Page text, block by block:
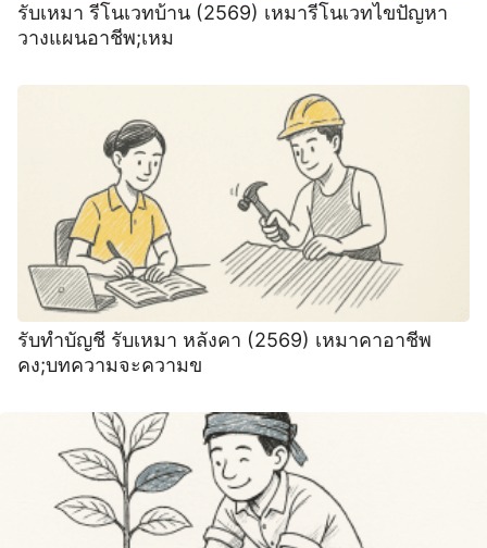
รับเหมา รีโนเวทบ้าน (2569) เหมารีโนเวทไขปัญหา
วางแผนอาชีพ;เหม
รับทำบัญชี รับเหมา หลังคา (2569) เหมาคาอาชีพ
คง;บทความจะความข